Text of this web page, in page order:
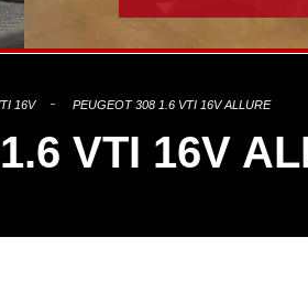
16V PEUGEOT 308 1.6 VTI 16V ALLURE
VTI 16V